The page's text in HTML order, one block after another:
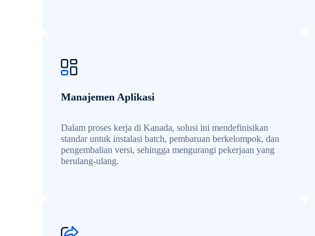
Manajemen Aplikasi
Dalam proses kerja di Kanada, solusi ini mendefinisikan
standar untuk instalasi batch, pembaruan berkelompok, dan
pengembalian versi, sehingga mengurangi pekerjaan yang
berulang-ulang.